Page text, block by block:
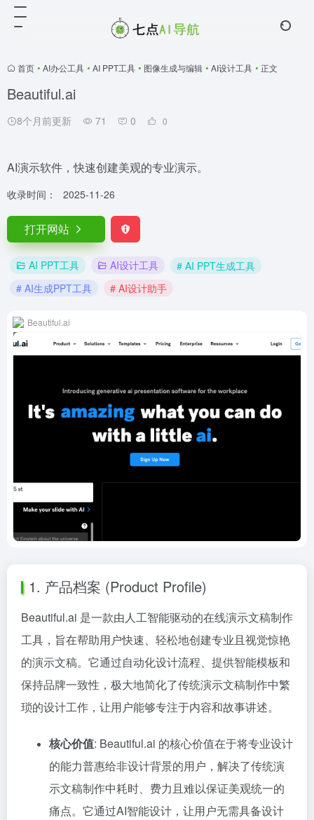
首页 • AI办公工具 • AI PPT工具 • 图像生成与编辑 • AI设计工具 • 正文
Beautiful.ai
8个月前更新 71 0 0
AI演示软件，快速创建美观的专业演示。
收录时间： 2025-11-26
打开网站
AI PPT工具 AI设计工具
# AI PPT生成工具
# AI生成PPT工具
# AI设计助手
Beautiful.ai
1. 产品档案 (Product Profile)
Beautiful.ai 是一款由人工智能驱动的在线演示文稿制作
工具，旨在帮助用户快速、轻松地创建专业且视觉惊艳
的演示文稿。它通过自动化设计流程、提供智能模板和
保持品牌一致性，极大地简化了传统演示文稿制作中繁
琐的设计工作，让用户能够专注于内容和故事讲述。
核心价值: Beautiful.ai 的核心价值在于将专业设计
的能力普惠给非设计背景的用户，解决了传统演
示文稿制作中耗时、费力且难以保证美观统一的
痛点。它通过AI智能设计，让用户无需具备设计